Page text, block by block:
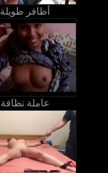
أظافر طويلة
عاملة نظافة